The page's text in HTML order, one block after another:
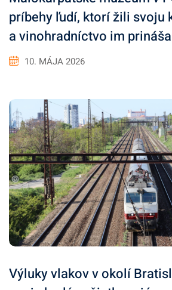
príbehy ľudí, ktorí žili svoju
a vinohradníctvo im
10. MÁJA 2026
Výluky vlakov v okolí